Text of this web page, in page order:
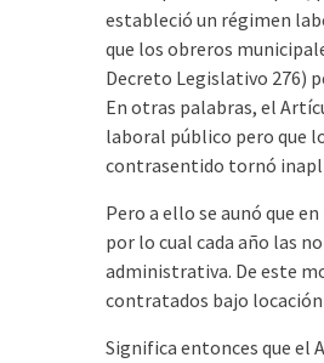
estableció un régimen
que los obreros
Decreto Legislativo 276)
En otras palabras, el
laboral público pero que
contrasentido tornó
Pero a ello se aunó que
por lo cual cada año las
administrativa. De este
contratados bajo
Significa entonces que el